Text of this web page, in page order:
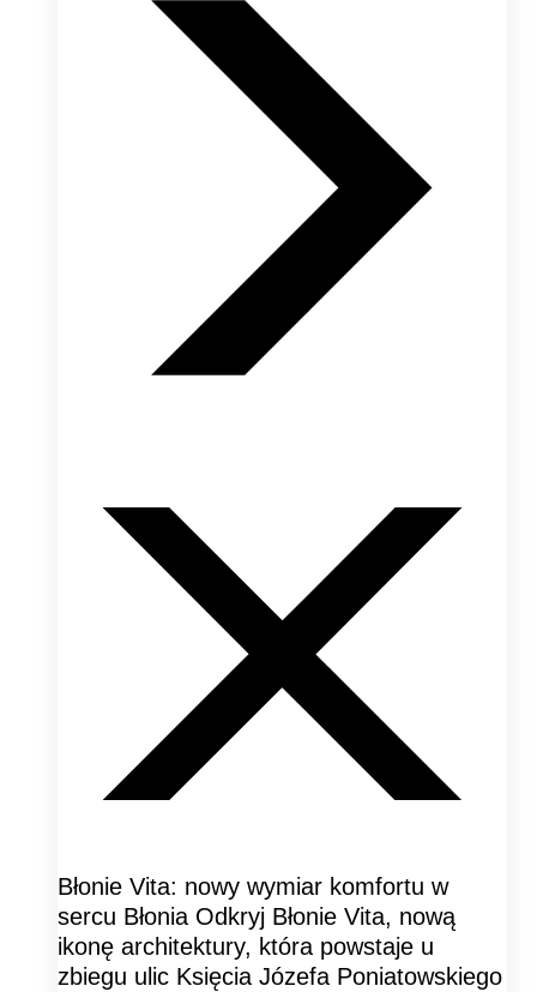
Błonie Vita: nowy wymiar komfortu w
sercu Błonia Odkryj Błonie Vita, nową
ikonę architektury, która powstaje u
zbiegu ulic Księcia Józefa Poniatowskiego